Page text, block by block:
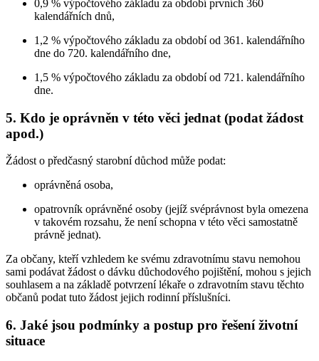
0,9 % výpočtového základu za období prvních 360
kalendářních dnů,
1,2 % výpočtového základu za období od 361. kalendářního
dne do 720. kalendářního dne,
1,5 % výpočtového základu za období od 721. kalendářního
dne.
5. Kdo je oprávněn v této věci jednat (podat žádost
apod.)
Žádost o předčasný starobní důchod může podat:
oprávněná osoba,
opatrovník oprávněné osoby (jejíž svéprávnost byla omezena
v takovém rozsahu, že není schopna v této věci samostatně
právně jednat).
Za občany, kteří vzhledem ke svému zdravotnímu stavu nemohou
sami podávat žádost o dávku důchodového pojištění, mohou s jejich
souhlasem a na základě potvrzení lékaře o zdravotním stavu těchto
občanů podat tuto žádost jejich rodinní příslušníci.
6. Jaké jsou podmínky a postup pro řešení životní
situace